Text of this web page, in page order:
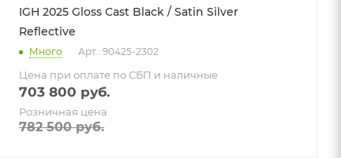
IGH 2025 Gloss Cast Black / Satin Silver
Reflective
Много Арт.: 90425-2302
Цена при оплате по СБП и наличные
703 800 руб.
Розничная цена
782 500руб.